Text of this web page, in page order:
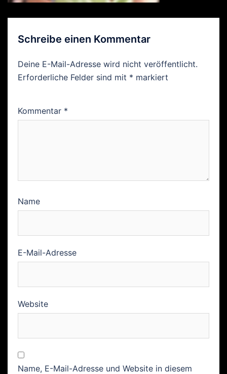
Schreibe einen Kommentar
Deine E-Mail-Adresse wird nicht veröffentlicht.
Erforderliche Felder sind mit * markiert
Kommentar *
Name
E-Mail-Adresse
Website
Name, E-Mail-Adresse und Website in diesem